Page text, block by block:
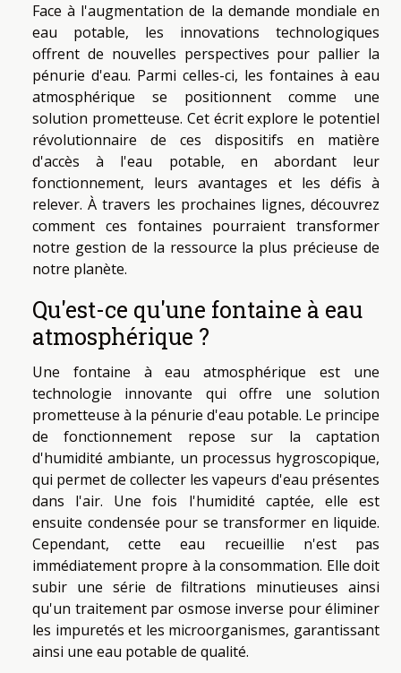
Face à l'augmentation de la demande mondiale en
eau potable, les innovations technologiques
offrent de nouvelles perspectives pour pallier la
pénurie d'eau. Parmi celles-ci, les fontaines à eau
atmosphérique se positionnent comme une
solution prometteuse. Cet écrit explore le potentiel
révolutionnaire de ces dispositifs en matière
d'accès à l'eau potable, en abordant leur
fonctionnement, leurs avantages et les défis à
relever. À travers les prochaines lignes, découvrez
comment ces fontaines pourraient transformer
notre gestion de la ressource la plus précieuse de
notre planète.
Qu'est-ce qu'une fontaine à eau
atmosphérique ?
Une fontaine à eau atmosphérique est une
technologie innovante qui offre une solution
prometteuse à la pénurie d'eau potable. Le principe
de fonctionnement repose sur la captation
d'humidité ambiante, un processus hygroscopique,
qui permet de collecter les vapeurs d'eau présentes
dans l'air. Une fois l'humidité captée, elle est
ensuite condensée pour se transformer en liquide.
Cependant, cette eau recueillie n'est pas
immédiatement propre à la consommation. Elle doit
subir une série de filtrations minutieuses ainsi
qu'un traitement par osmose inverse pour éliminer
les impuretés et les microorganismes, garantissant
ainsi une eau potable de qualité.